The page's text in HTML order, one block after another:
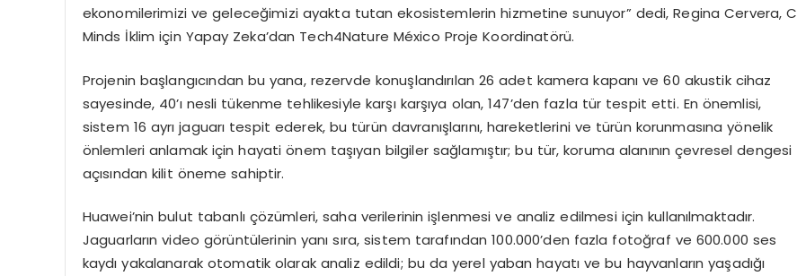
ekonomilerimizi ve geleceğimizi ayakta tutan ekosistemlerin hizmetine sunuyor” dedi, Regina Cervera, C
Minds İklim için Yapay Zeka’dan Tech4Nature México Proje Koordinatörü.
Projenin başlangıcından bu yana, rezervde konuşlandırılan 26 adet kamera kapanı ve 60 akustik cihaz
sayesinde, 40’ı nesli tükenme tehlikesiyle karşı karşıya olan, 147’den fazla tür tespit etti. En önemlisi,
sistem 16 ayrı jaguarı tespit ederek, bu türün davranışlarını, hareketlerini ve türün korunmasına yönelik
önlemleri anlamak için hayati önem taşıyan bilgiler sağlamıştır; bu tür, koruma alanının çevresel dengesi
açısından kilit öneme sahiptir.
Huawei’nin bulut tabanlı çözümleri, saha verilerinin işlenmesi ve analiz edilmesi için kullanılmaktadır.
Jaguarların video görüntülerinin yanı sıra, sistem tarafından 100.000’den fazla fotoğraf ve 600.000 ses
kaydı yakalanarak otomatik olarak analiz edildi; bu da yerel yaban hayatı ve bu hayvanların yaşadığı